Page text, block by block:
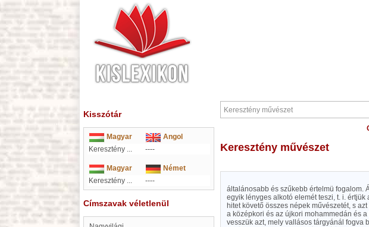
Kisszótár
Magyar
Angol
Keresztény ...
----
Magyar
Német
Keresztény ...
----
Címszavak véletlenül
Keresztény művészet
általánosabb és szűkebb értelmü fogalom.
egyik lényges alkotó elemét teszi, t. i.
hitet követő összes népek művészetét, s
a középkori és az újkori mohammedán és
vesszük azt, mely vallásos tárgyánál fogva